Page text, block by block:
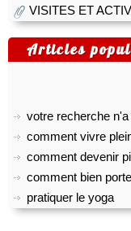
VISITES ET
Articles
votre recherche
comment vivre
comment devenir
comment bien
pratiquer le yoga
top 5 des meilleurs